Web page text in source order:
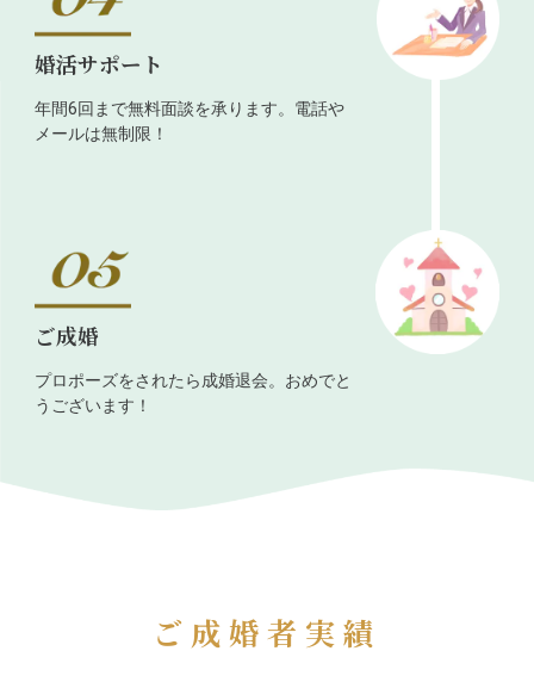
婚活サポート
年間6回まで無料面談を承ります。電話や
メールは無制限！
ご成婚
プロポーズをされたら成婚退会。おめでと
うございます！
ご成婚者実績